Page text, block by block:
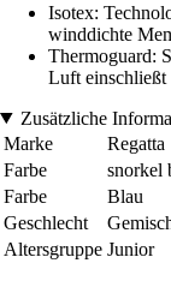
Isotex:
winddichte
Thermoguard:
Luft einschließt
Zusätzliche
Marke
Regatta
Farbe
snorkel
Farbe
Blau
Geschlecht
Altersgruppe Junior